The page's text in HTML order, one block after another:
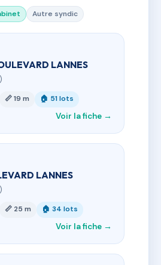
Autre syndic
LANNES
📏 19 m 🏠 51 lots
Voir la fiche →
LANNES
📏 25 m 🏠 34 lots
Voir la fiche →